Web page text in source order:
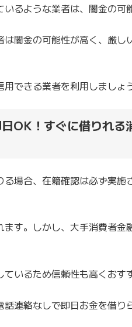
るような業者は、闇金の可
闇金の可能性が高く、厳
できる業者を利用しましょ
OK！すぐに借りれ
る場合、在籍確認は必ず実
す。しかし、大手消費者
いるため信頼性も高くおす
話連絡なしで即日お金を借